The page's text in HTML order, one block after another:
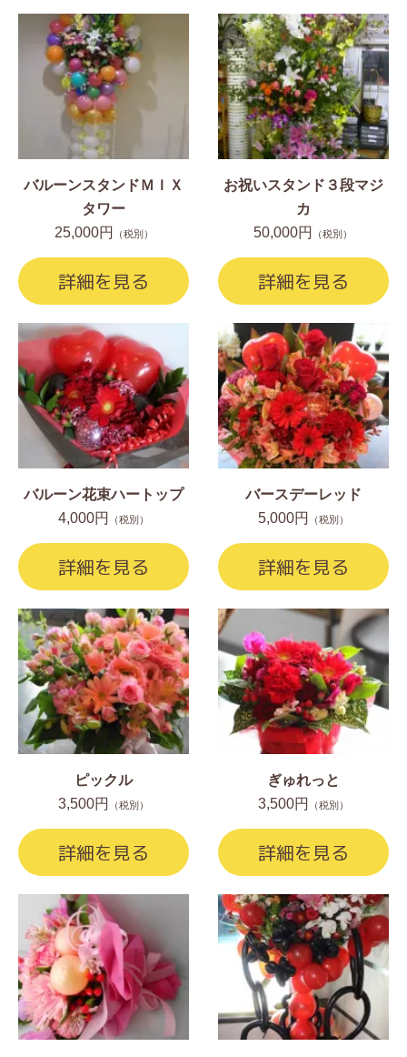
バルーンスタンドＭＩＸ
タワー
25,000円
（税別）
詳細を見る
お祝いスタンド３段マジ
カ
50,000円
（税別）
詳細を見る
バルーン花束ハートップ
4,000円
（税別）
詳細を見る
バースデーレッド
5,000円
（税別）
詳細を見る
ピックル
3,500円
（税別）
詳細を見る
ぎゅれっと
3,500円
（税別）
詳細を見る